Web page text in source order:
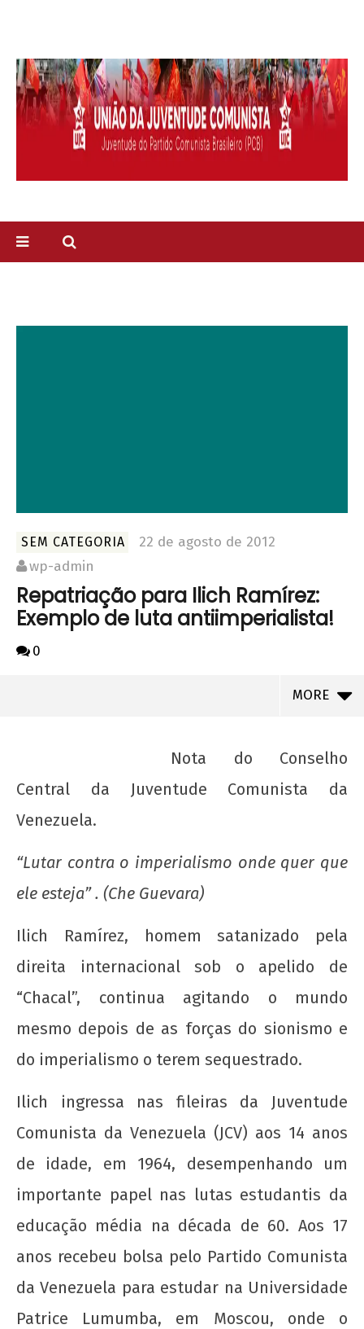
SEM CATEGORIA
22 de agosto de 2012
wp-admin
Repatriação para Ilich Ramírez:
Exemplo de luta antiimperialista!
0
MORE
NOW VIEWING
Repatriação para Ilich Ramírez: Exemplo de
luta antiimperialista!
22 de
de
wp-
agosto
Nota do Conselho
Central da Juventude Comunista da
Venezuela.
“Lutar contra o imperialismo onde quer que
ele esteja” . (Che Guevara)
Ilich Ramírez, homem satanizado pela
direita internacional sob o apelido de
“Chacal”, continua agitando o mundo
mesmo depois de as forças do sionismo e
do imperialismo o terem sequestrado.
Ilich ingressa nas fileiras da Juventude
Comunista da Venezuela (JCV) aos 14 anos
de idade, em 1964, desempenhando um
importante papel nas lutas estudantis da
educação média na década de 60. Aos 17
anos recebeu bolsa pelo Partido Comunista
da Venezuela para estudar na Universidade
Patrice Lumumba, em Moscou, onde o